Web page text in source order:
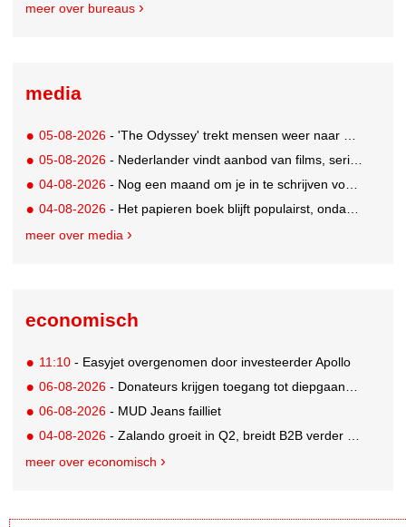
meer over bureaus
media
05-08-2026 - 'The Odyssey' trekt mensen weer naar de bioscoop
05-08-2026 - Nederlander vindt aanbod van films, series en sport vaak versnipperd
04-08-2026 - Nog een maand om je in te schrijven voor de Mercurs 2026
04-08-2026 - Het papieren boek blijft populairst, ondanks digitale alternatieven
meer over media
economisch
11:10 - Easyjet overgenomen door investeerder Apollo
06-08-2026 - Donateurs krijgen toegang tot diepgaandere informatie over goede doelen
06-08-2026 - MUD Jeans failliet
04-08-2026 - Zalando groeit in Q2, breidt B2B verder uit en innoveert met AI
meer over economisch